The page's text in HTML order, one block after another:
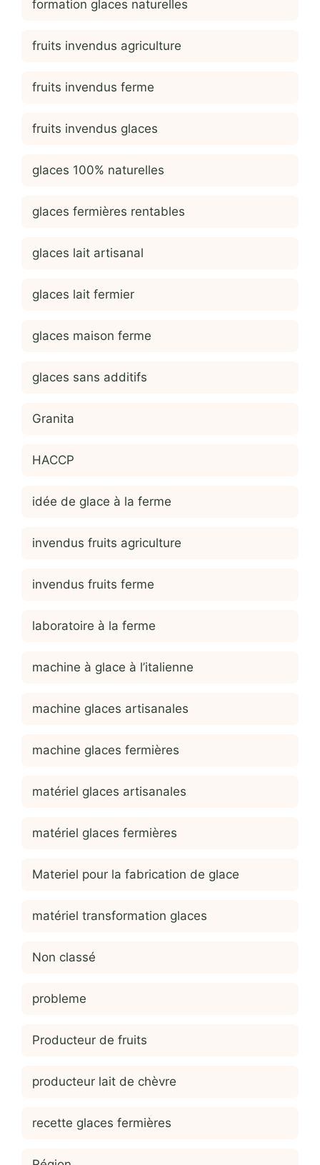
formation glaces naturelles
fruits invendus agriculture
fruits invendus ferme
fruits invendus glaces
glaces 100% naturelles
glaces fermières rentables
glaces lait artisanal
glaces lait fermier
glaces maison ferme
glaces sans additifs
Granita
HACCP
idée de glace à la ferme
invendus fruits agriculture
invendus fruits ferme
laboratoire à la ferme
machine à glace à l’italienne
machine glaces artisanales
machine glaces fermières
matériel glaces artisanales
matériel glaces fermières
Materiel pour la fabrication de glace
matériel transformation glaces
Non classé
probleme
Producteur de fruits
producteur lait de chèvre
recette glaces fermières